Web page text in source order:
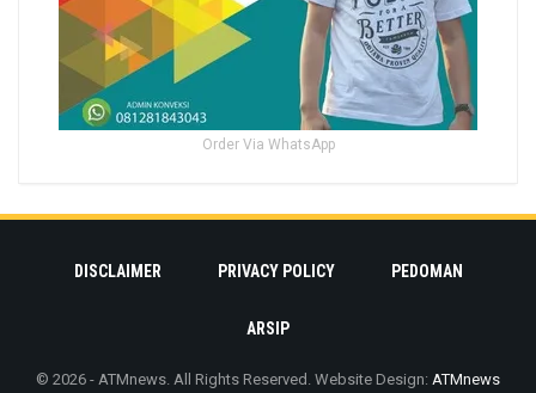
Order Via WhatsApp
DISCLAIMER PRIVACY POLICY PEDOMAN
ARSIP
© 2026 - ATMnews. All Rights Reserved. Website Design: ATMnews